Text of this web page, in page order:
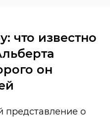
что известно
он
представление о